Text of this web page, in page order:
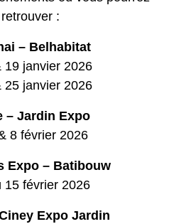
:
– Belhabitat
19 janvier 2026
25 janvier 2026
– Jardin Expo
8 février 2026
Expo – Batibouw
15 février 2026
Expo Jardin